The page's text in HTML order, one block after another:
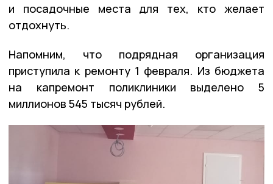
и посадочные места для тех, кто желает
отдохнуть.
Напомним, что подрядная организация
приступила к ремонту 1 февраля. Из бюджета
на капремонт поликлиники выделено 5
миллионов 545 тысяч рублей.